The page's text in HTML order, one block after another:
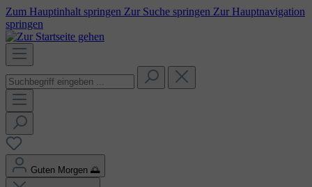
Zum Hauptinhalt springen Zur Suche springen Zur Hauptnavigation
springen
Guten Morgen 🌅